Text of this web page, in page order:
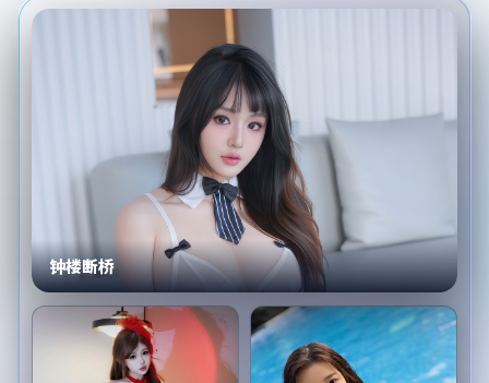
钟楼断桥